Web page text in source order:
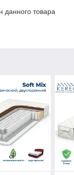
данного товара